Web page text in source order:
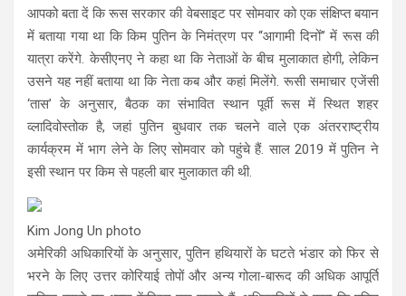
आपको बता दें कि रूस सरकार की वेबसाइट पर सोमवार को एक संक्षिप्त बयान
में बताया गया था कि किम पुतिन के निमंत्रण पर ‘‘आगामी दिनों’’ में रूस की
यात्रा करेंगे. केसीएनए ने कहा था कि नेताओं के बीच मुलाकात होगी, लेकिन
उसने यह नहीं बताया था कि नेता कब और कहां मिलेंगे. रूसी समाचार एजेंसी
‘तास’ के अनुसार, बैठक का संभावित स्थान पूर्वी रूस में स्थित शहर
व्लादिवोस्तोक है, जहां पुतिन बुधवार तक चलने वाले एक अंतरराष्ट्रीय
कार्यक्रम में भाग लेने के लिए सोमवार को पहुंचे हैं. साल 2019 में पुतिन ने
इसी स्थान पर किम से पहली बार मुलाकात की थी.
Kim Jong Un photo
अमेरिकी अधिकारियों के अनुसार, पुतिन हथियारों के घटते भंडार को फिर से
भरने के लिए उत्तर कोरियाई तोपों और अन्य गोला-बारूद की अधिक आपूर्ति